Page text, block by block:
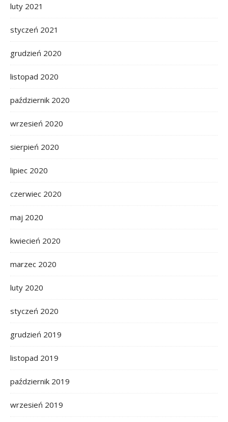
luty 2021
styczeń 2021
grudzień 2020
listopad 2020
październik 2020
wrzesień 2020
sierpień 2020
lipiec 2020
czerwiec 2020
maj 2020
kwiecień 2020
marzec 2020
luty 2020
styczeń 2020
grudzień 2019
listopad 2019
październik 2019
wrzesień 2019